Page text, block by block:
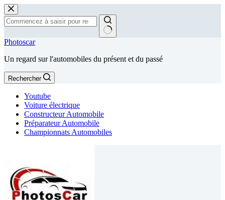
Passer
au
contenu
Aucun
Photoscar
Un regard sur l'automobiles du présent et du passé
Rechercher
Youtube
Voiture électrique
Constructeur Automobile
Préparateur Automobile
Championnats Automobiles